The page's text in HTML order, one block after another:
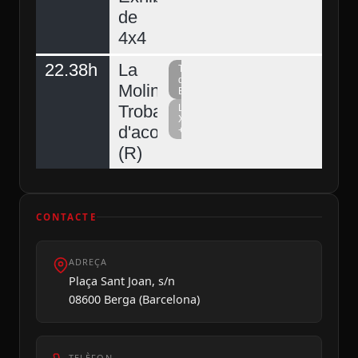
de
4x4
22.38h
La
Molina,
Trobada
d'acordionistes
(R)
Televisió
del
Berguedà
La
Xarxa
+
CONTACTE
ADREÇA
Plaça Sant Joan, s/n
08600 Berga (Barcelona)